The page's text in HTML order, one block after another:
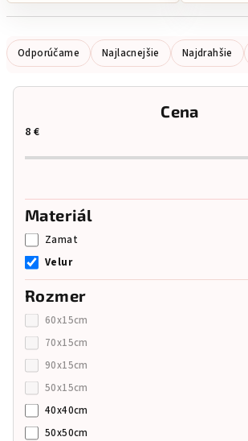
R
a
d
Odporúčame Najlacnejšie Najdrahšie
Cena
8 €
Materiál
Zamat
Velur
Rozmer
60x15cm
70x15cm
90x15cm
50x15cm
40x40cm
50x50cm